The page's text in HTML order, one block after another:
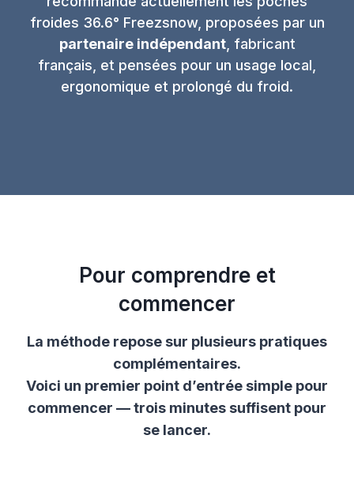
froides 36.6° Freezsnow, proposées par un
partenaire indépendant, fabricant
français, et pensées pour un usage local,
ergonomique et prolongé du froid.
Pour comprendre et
commencer
La méthode repose sur plusieurs pratiques
complémentaires.
Voici un premier point d’entrée simple pour
commencer — trois minutes suffisent pour
se lancer.